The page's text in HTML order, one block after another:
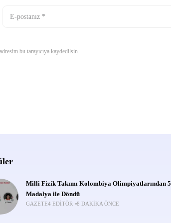
bu tarayıcıya kaydedilsin.
Milli Fizik Takımı Kolombiya Olimpiyatlarından 5
Madalya ile Döndü
GAZETE4 EDITÖR 8 DAKIKA ÖNCE